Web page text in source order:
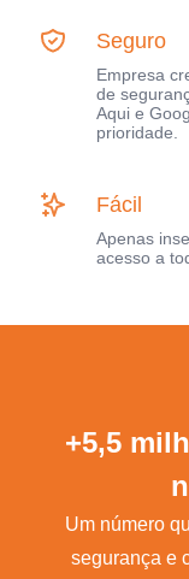
Seguro
Empresa
de
Aqui e
prioridade.
Fácil
Apenas
acesso a
+5,5
Um número
segurança e